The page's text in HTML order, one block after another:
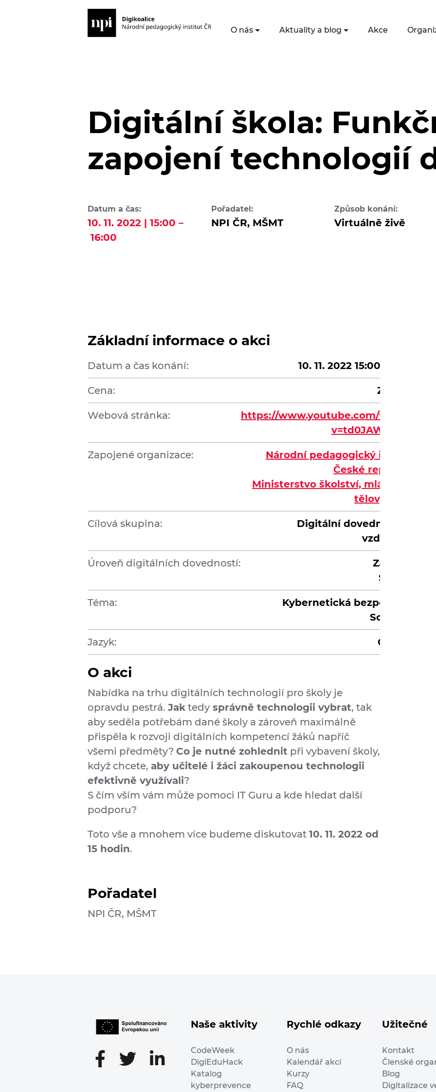
O nás Aktuality a blog Akce
Digitální škola:
zapojení technologií
Datum a čas:
10. 11. 2022 | 15:00 –
16:00
Pořadatel:
NPI ČR, MŠMT
Způsob konání:
Virtuálně živě
Základní informace o akci
Datum a čas konání: 10. 11. 2022 15:00 - 16:00
Cena: Zdarma
Webová stránka:
https://www.youtube.com/watch?
v=td0JAWEL9Gg
Zapojené organizace:
Národní pedagogický institut
České republiky
Ministerstvo školství, mládeže a
tělovýchovy
Cílová skupina:
Digitální dovednosti ve
vzdělávání
Úroveň digitálních dovedností:
Základní
Střední
Téma:
Kybernetická bezpečnost,
Software
Jazyk: Čeština
O akci
Nabídka na trhu digitálních technologií pro školy je
opravdu pestrá. Jak tedy správně technologii vybrat, tak
aby seděla potřebám dané školy a zároveň maximálně
přispěla k rozvoji digitálních kompetencí žáků napříč
všemi předměty? Co je nutné zohlednit při vybavení školy,
když chcete, aby učitelé i žáci zakoupenou technologii
efektivně využívali?
S čím vším vám může pomoci IT Guru a kde hledat další
podporu?
Toto vše a mnohem více budeme diskutovat 10. 11. 2022 od
15 hodin.
Pořadatel
NPI ČR, MŠMT
Naše aktivity
CodeWeek
DigiEduHack
Katalog
kyberprevence
Rychlé odkazy
O nás
Kalendář akcí
Kurzy
FAQ
Užitečné
Kontakt
Členské
Blog
Digitalizace